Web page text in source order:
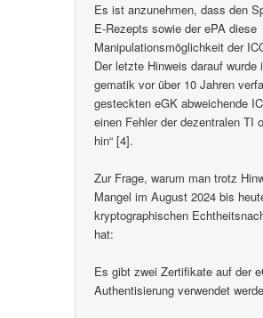
Es ist anzunehmen, dass den
E-Rezepts sowie der ePA diese
Manipulationsmöglichkeit der
Der letzte Hinweis darauf wurde
gematik vor über 10 Jahren
gesteckten eGK abweichende
einen Fehler der dezentralen TI
hin“ [4].
Zur Frage, warum man trotz
Mangel im August 2024 bis
kryptographischen
hat:
Es gibt zwei Zertifikate auf der
Authentisierung verwendet